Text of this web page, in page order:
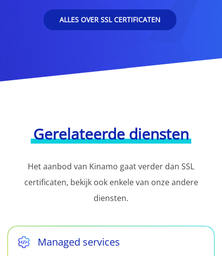
ALLES OVER SSL CERTIFICATEN
Gerelateerde diensten
Het aanbod van Kinamo gaat verder dan SSL
certificaten, bekijk ook enkele van onze andere
diensten.
Managed services